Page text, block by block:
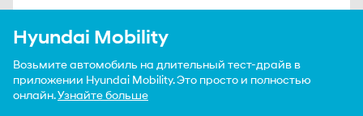
Hyundai Mobility
Возьмите автомобиль на длительный тест-драйв в
приложении Hyundai Mobility. Это просто и полностью
онлайн.Узнайте больше